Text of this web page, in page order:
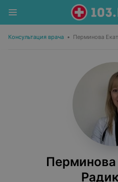
Консультация врача • Перминова
Перминова